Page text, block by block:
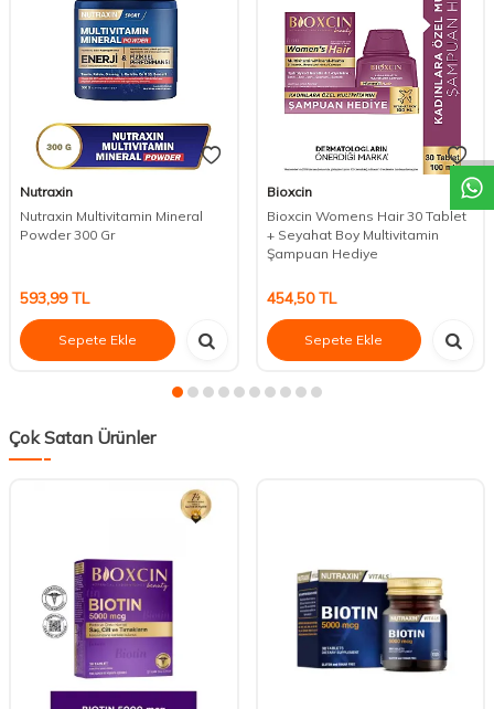
DESTEK
Nutraxin
Nutraxin Multivitamin Mineral
Powder 300 Gr
593,99TL
Sepete Ekle
Bioxcin
Bioxcin Womens Hair 30 Tablet
+ Seyahat Boy Multivitamin
Şampuan Hediye
454,50TL
Sepete Ekle
Çok Satan Ürünler